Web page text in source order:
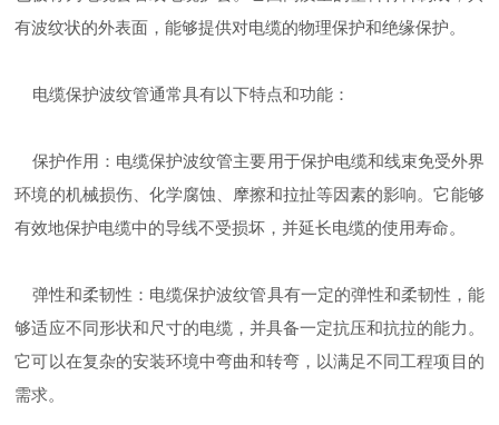
有波纹状的外表面，能够提供对电缆的物理保护和绝缘保护。
电缆保护波纹管通常具有以下特点和功能：
保护作用：电缆保护波纹管主要用于保护电缆和线束免受外界
环境的机械损伤、化学腐蚀、摩擦和拉扯等因素的影响。它能够
有效地保护电缆中的导线不受损坏，并延长电缆的使用寿命。
弹性和柔韧性：电缆保护波纹管具有一定的弹性和柔韧性，能
够适应不同形状和尺寸的电缆，并具备一定抗压和抗拉的能力。
它可以在复杂的安装环境中弯曲和转弯，以满足不同工程项目的
需求。